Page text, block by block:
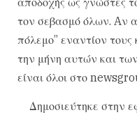
τον σεβασμό όλων. Aν
πόλεμο” εναντίον
την μήνη αυτών και
είναι όλοι στο
Δημοσιεύτηκε στην